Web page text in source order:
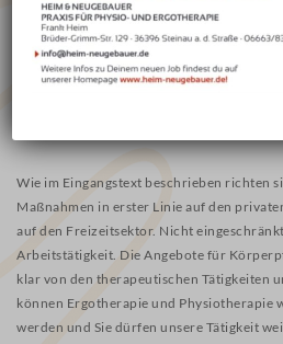
notwendige Behandlungen wie
Sprachtherapie weiterhin möglich bleiben!
Die therapeutischen Praxen bleiben also
Wie im Eingangstext beschrieben richten
Maßnahmen in erster Linie auf den
auf den Freizeitsektor. Nicht
Arbeitstätigkeit. Die Angebote für
klar von den therapeutischen Tätigkeiten
können Ergotherapie und Physiotherapie
werden und Sie dürfen unsere Tätigkeit